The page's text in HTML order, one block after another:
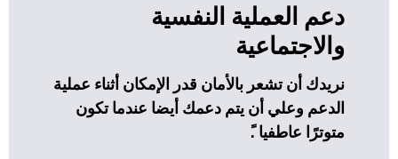
دعم العملية النفسية
والاجتماعية
نريدك أن تشعر بالأمان قدر الإمكان أثناء عملية
الدعم وعلي أن يتم دعمك أيضا عندما تكون
متوترًا عاطفيا .ً